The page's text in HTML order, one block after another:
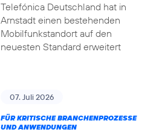
Telefónica Deutschland hat in
Arnstadt einen bestehenden
Mobilfunkstandort auf den
neuesten Standard erweitert
07. Juli 2026
FÜR KRITISCHE BRANCHENPROZESSE
UND ANWENDUNGEN